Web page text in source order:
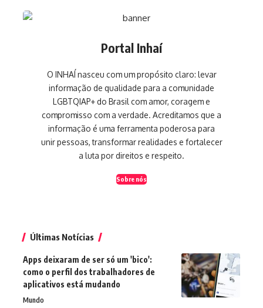
Portal Inhaí
O INHAÍ nasceu com um propósito claro: levar
informação de qualidade para a comunidade
LGBTQIAP+ do Brasil com amor, coragem e
compromisso com a verdade. Acreditamos que a
informação é uma ferramenta poderosa para
unir pessoas, transformar realidades e fortalecer
a luta por direitos e respeito.
Sobre nós
Últimas Notícias
Apps deixaram de ser só um 'bico':
como o perfil dos trabalhadores de
aplicativos está mudando
Mundo